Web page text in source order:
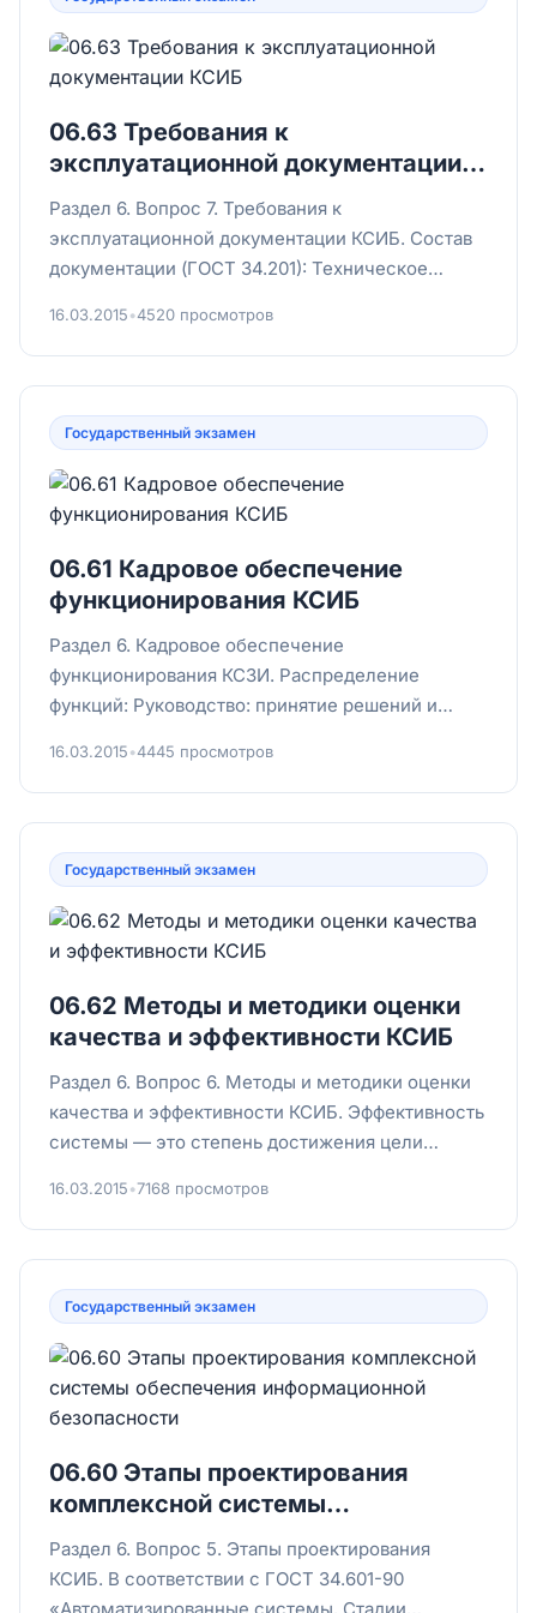
06.63 Требования к
эксплуатационной документации
КСИБ
Раздел 6. Вопрос 7. Требования к
эксплуатационной документации КСИБ. Состав
документации (ГОСТ 34.201): Техническое
16.03.2015•4520 просмотров
Государственный экзамен
06.61 Кадровое обеспечение
функционирования КСИБ
Раздел 6. Кадровое обеспечение
функционирования КСЗИ. Распределение
функций: Руководство: принятие решений и
16.03.2015•4445 просмотров
Государственный экзамен
06.62 Методы и методики оценки
качества и эффективности КСИБ
Раздел 6. Вопрос 6. Методы и методики оценки
качества и эффективности КСИБ. Эффективность
системы — это степень достижения цели
16.03.2015•7168 просмотров
Государственный экзамен
06.60 Этапы проектирования
комплексной системы
обеспечения информационной
безопасности
Раздел 6. Вопрос 5. Этапы проектирования
КСИБ. В соответствии с ГОСТ 34.601-90